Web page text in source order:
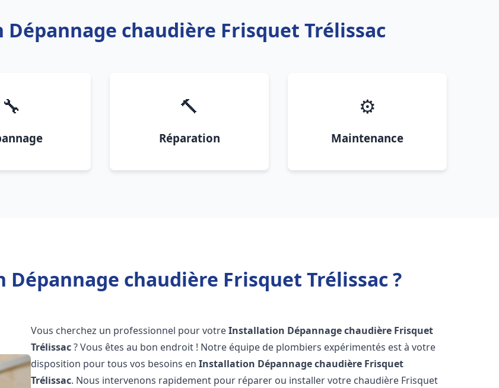
chaudière Frisquet Trélissac
🔧 🔨
Réparation
⚙️
Maintenance
chaudière Frisquet Trélissac ?
Vous cherchez un professionnel pour votreInstallation Dépannage chaudière Frisquet
Trélissac? Vous êtes au bon endroit ! Notre équipe de plombiers expérimentés est à votre
disposition pour tous vos besoins enInstallation Dépannage chaudière Frisquet
Trélissac. Nous intervenons rapidement pour réparer ou installer votre chaudière Frisquet